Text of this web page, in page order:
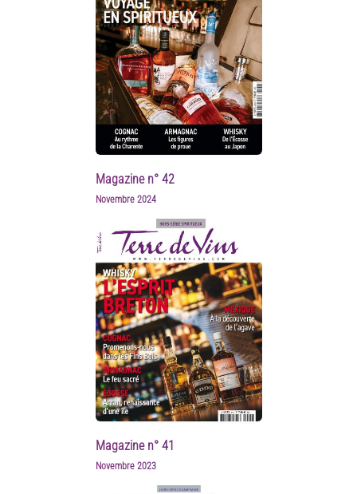
Magazine n° 42
Novembre 2024
Magazine n° 41
Novembre 2023